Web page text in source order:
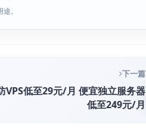
。
下一篇
VPS低至29元/月 便宜独立服务器
低至249元/月